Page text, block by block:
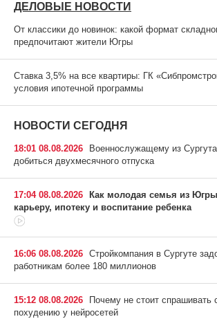
ДЕЛОВЫЕ НОВОСТИ
От классики до новинок: какой формат
предпочитают жители Югры
Ставка 3,5% на все квартиры: ГК
условия ипотечной программы
НОВОСТИ СЕГОДНЯ
18:01 08.08.2026
Военнослужащему из
добиться двухмесячного отпуска
17:04 08.08.2026
Как молодая семья из
карьеру, ипотеку и воспитание ребенка
16:06 08.08.2026 Стройкомпания в Сургуте
работникам более 180 миллионов
15:12 08.08.2026
Почему не стоит спрашивать
похудению у нейросетей